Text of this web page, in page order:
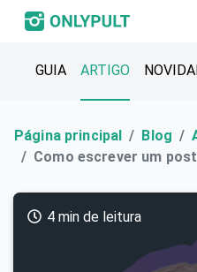
GUIA ARTIGO
Página principal Blog
Como escrever um
4 min de leitura